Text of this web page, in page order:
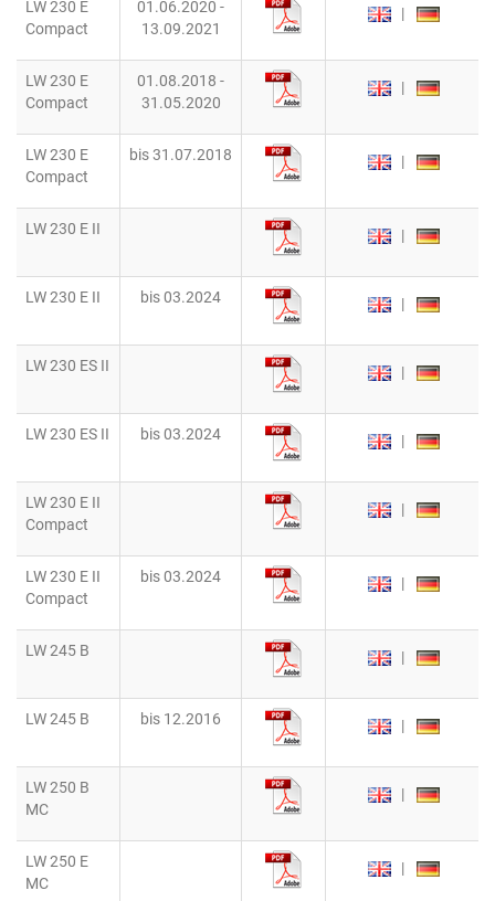
LW 230 E
Compact
01.06.2020 -
13.09.2021
|
LW 230 E
Compact
01.08.2018 -
31.05.2020
|
LW 230 E
Compact
bis 31.07.2018 |
LW 230 E II |
LW 230 E II bis 03.2024 |
LW 230 ES II |
LW 230 ES II bis 03.2024 |
LW 230 E II
Compact
|
LW 230 E II
Compact
bis 03.2024 |
LW 245 B |
LW 245 B bis 12.2016 |
LW 250 B
MC
|
LW 250 E
MC
|